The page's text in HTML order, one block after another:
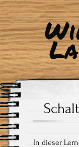
In dieser